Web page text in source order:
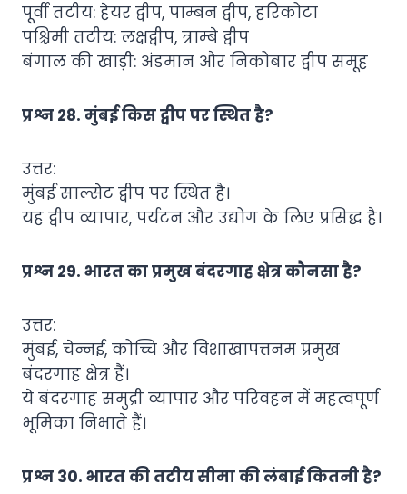
पूर्वी तटीय: हेयर द्वीप, पाम्बन द्वीप, हरिकोटा
पश्चिमी तटीय: लक्षद्वीप, त्राम्बे द्वीप
बंगाल की खाड़ी: अंडमान और निकोबार द्वीप समूह
प्रश्न 28. मुंबई किस द्वीप पर स्थित है?
उत्तर:
मुंबई साल्सेट द्वीप पर स्थित है।
यह द्वीप व्यापार, पर्यटन और उद्योग के लिए प्रसिद्ध है।
प्रश्न 29. भारत का प्रमुख बंदरगाह क्षेत्र कौनसा है?
उत्तर:
मुंबई, चेन्नई, कोच्चि और विशाखापत्तनम प्रमुख
बंदरगाह क्षेत्र हैं।
ये बंदरगाह समुद्री व्यापार और परिवहन में महत्वपूर्ण
भूमिका निभाते हैं।
प्रश्न 30. भारत की तटीय सीमा की लंबाई कितनी है?